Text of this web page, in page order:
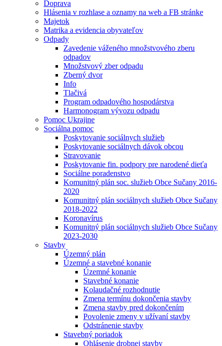
Doprava
Hlásenia v rozhlase a oznamy na web a FB stránke
Majetok
Matrika a evidencia obyvateľov
Odpady
Zavedenie váženého množstvového zberu
odpadov
Množstvový zber odpadu
Zberný dvor
Info
Tlačivá
Program odpadového hospodárstva
Harmonogram vývozu odpadu
Pomoc Ukrajine
Sociálna pomoc
Poskytovanie sociálnych služieb
Poskytovanie sociálnych dávok obcou
Stravovanie
Poskytovanie fin. podpory pre narodené dieťa
Sociálne poradenstvo
Komunitný plán soc. služieb Obce Sučany 2016-
2020
Komunitný plán sociálnych služieb Obce Sučany
2018-2022
Koronavírus
Komunitný plán sociálnych služieb Obce Sučany
2023-2030
Stavby
Územný plán
Územné a stavebné konanie
Územné konanie
Stavebné konanie
Kolaudačné rozhodnutie
Zmena termínu dokončenia stavby
Zmena stavby pred dokončením
Povolenie zmeny v užívaní stavby
Odstránenie stavby
Stavebný poriadok
Ohlásenie drobnej stavby